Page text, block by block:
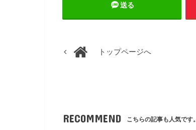
送る
トップページへ
RECOMMEND こちらの記事も人気です。